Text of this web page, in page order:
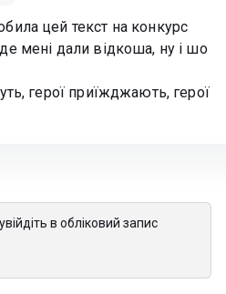
цей текст на конкурс
мені дали відкоша, ну і шо
герої приїжджають, герої
в обліковий запис